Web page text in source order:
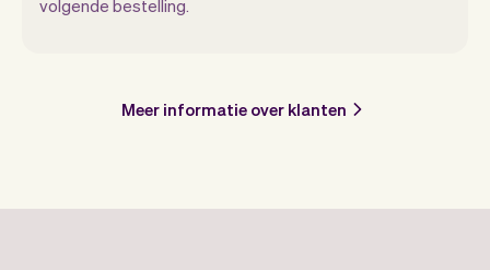
volgende bestelling.
Meer informatie over klanten